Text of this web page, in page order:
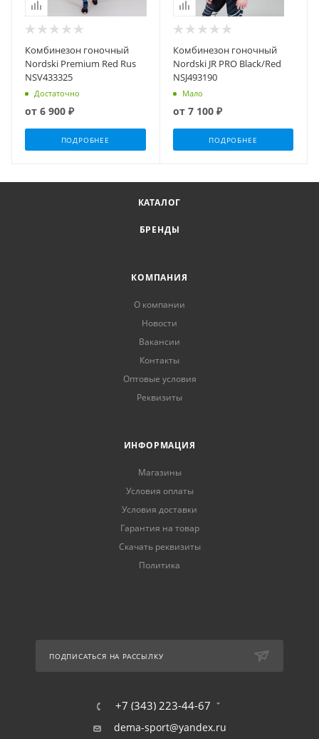
Комбинезон гоночный
Nordski Premium Red Rus
NSV433325
Достаточно
от 6 900 ₽
ПОДРОБНЕЕ
Комбинезон гоночный
Nordski JR PRO Black/Red
NSJ493190
Мало
от 7 100 ₽
ПОДРОБНЕЕ
КАТАЛОГ
БРЕНДЫ
КОМПАНИЯ
О компании
Новости
Вакансии
Контакты
Оптовые условия
Реквизиты
ИНФОРМАЦИЯ
Магазины
Условия оплаты
Условия доставки
Гарантия на товар
Скачать реквизиты
Политика
ПОДПИСАТЬСЯ НА РАССЫЛКУ
+7 (343) 223-44-67
dema-sport@yandex.ru